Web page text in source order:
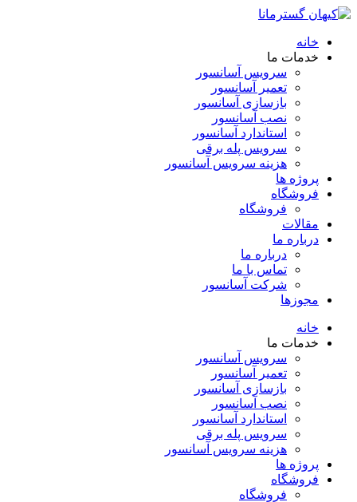
خانه
خدمات ما
سرویس آسانسور
تعمیر آسانسور
بازسازی آسانسور
نصب آسانسور
استاندارد آسانسور
سرویس پله برقی
هزینه سرویس آسانسور
پروژه ها
فروشگاه
فروشگاه
مقالات
درباره ما
درباره ما
تماس با ما
شرکت آسانسور
مجوزها
خانه
خدمات ما
سرویس آسانسور
تعمیر آسانسور
بازسازی آسانسور
نصب آسانسور
استاندارد آسانسور
سرویس پله برقی
هزینه سرویس آسانسور
پروژه ها
فروشگاه
فروشگاه